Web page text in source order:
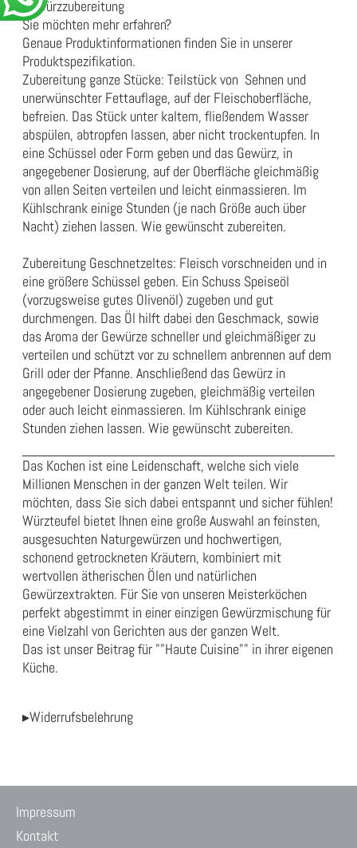
Gewürzzubereitung
Sie möchten mehr erfahren?
Genaue Produktinformationen finden Sie in unserer
Produktspezifikation.
Zubereitung ganze Stücke: Teilstück von Sehnen und
unerwünschter Fettauflage, auf der Fleischoberfläche,
befreien. Das Stück unter kaltem, fließendem Wasser
abspülen, abtropfen lassen, aber nicht trockentupfen. In
eine Schüssel oder Form geben und das Gewürz, in
angegebener Dosierung, auf der Oberfläche gleichmäßig
von allen Seiten verteilen und leicht einmassieren. Im
Kühlschrank einige Stunden (je nach Größe auch über
Nacht) ziehen lassen. Wie gewünscht zubereiten.
Zubereitung Geschnetzeltes: Fleisch vorschneiden und in
eine größere Schüssel geben. Ein Schuss Speiseöl
(vorzugsweise gutes Olivenöl) zugeben und gut
durchmengen. Das Öl hilft dabei den Geschmack, sowie
das Aroma der Gewürze schneller und gleichmäßiger zu
verteilen und schützt vor zu schnellem anbrennen auf dem
Grill oder der Pfanne. Anschließend das Gewürz in
angegebener Dosierung zugeben, gleichmäßig verteilen
oder auch leicht einmassieren. Im Kühlschrank einige
Stunden ziehen lassen. Wie gewünscht zubereiten.
Das Kochen ist eine Leidenschaft, welche sich viele
Millionen Menschen in der ganzen Welt teilen. Wir
möchten, dass Sie sich dabei entspannt und sicher fühlen!
Würzteufel bietet Ihnen eine große Auswahl an feinsten,
ausgesuchten Naturgewürzen und hochwertigen,
schonend getrockneten Kräutern, kombiniert mit
wertvollen ätherischen Ölen und natürlichen
Gewürzextrakten. Für Sie von unseren Meisterköchen
perfekt abgestimmt in einer einzigen Gewürzmischung für
eine Vielzahl von Gerichten aus der ganzen Welt.
Das ist unser Beitrag für ""Haute Cuisine"" in ihrer eigenen
Küche.
▸Widerrufsbelehrung
Impressum
Kontakt